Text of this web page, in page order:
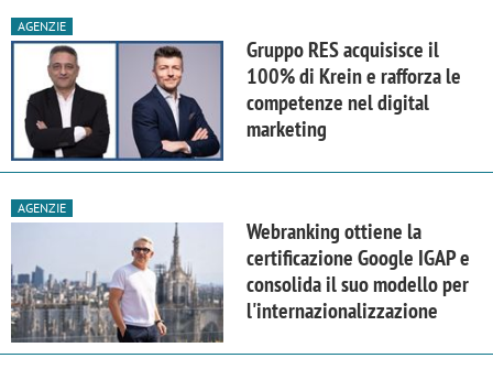
AGENZIE
Gruppo RES acquisisce il
100% di Krein e rafforza le
competenze nel digital
marketing
AGENZIE
Webranking ottiene la
certificazione Google IGAP e
consolida il suo modello per
l'internazionalizzazione